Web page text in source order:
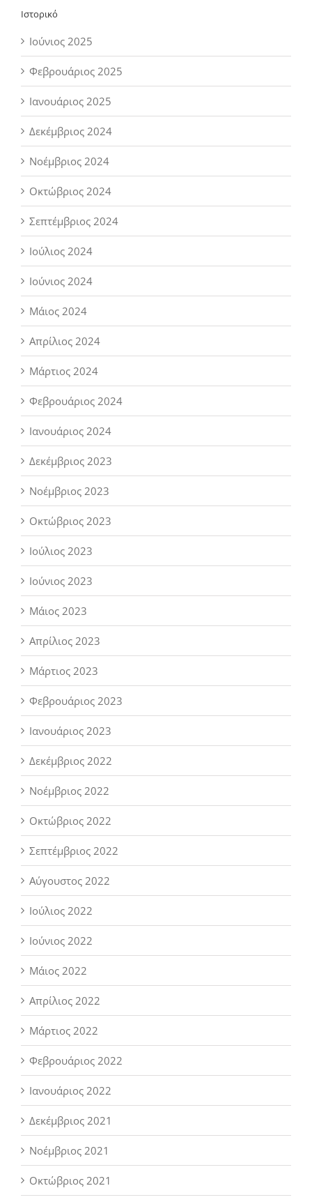
Ιστορικό
Ιούνιος 2025
Φεβρουάριος 2025
Ιανουάριος 2025
Δεκέμβριος 2024
Νοέμβριος 2024
Οκτώβριος 2024
Σεπτέμβριος 2024
Ιούλιος 2024
Ιούνιος 2024
Μάιος 2024
Απρίλιος 2024
Μάρτιος 2024
Φεβρουάριος 2024
Ιανουάριος 2024
Δεκέμβριος 2023
Νοέμβριος 2023
Οκτώβριος 2023
Ιούλιος 2023
Ιούνιος 2023
Μάιος 2023
Απρίλιος 2023
Μάρτιος 2023
Φεβρουάριος 2023
Ιανουάριος 2023
Δεκέμβριος 2022
Νοέμβριος 2022
Οκτώβριος 2022
Σεπτέμβριος 2022
Αύγουστος 2022
Ιούλιος 2022
Ιούνιος 2022
Μάιος 2022
Απρίλιος 2022
Μάρτιος 2022
Φεβρουάριος 2022
Ιανουάριος 2022
Δεκέμβριος 2021
Νοέμβριος 2021
Οκτώβριος 2021